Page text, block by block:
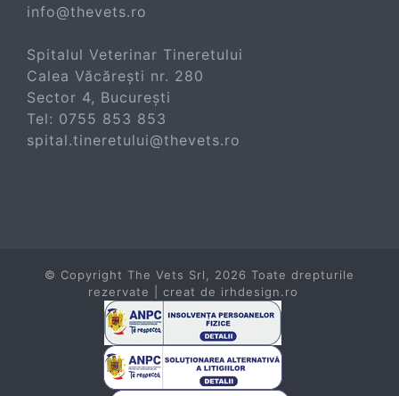
info@thevets.ro
Spitalul Veterinar Tineretului
Calea Văcărești nr. 280
Sector 4, București
Tel: 0755 853 853
spital.tineretului@thevets.ro
© Copyright The Vets Srl, 2026 Toate drepturile
rezervate | creat de irhdesign.ro